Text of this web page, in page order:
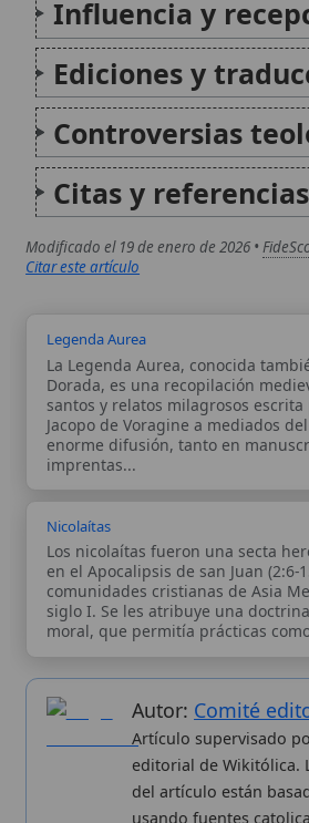
Legenda Aurea
La Legenda Aurea, conocida también
santos y relatos milagrosos escrita por
Jacopo de Voragine a mediados del
enorme difusión, tanto en manuscritos
imprentas...
Nicolaítas
Los nicolaítas fueron una secta
comunidades cristianas de Asia Menor
siglo I. Se les atribuye una doctrina de
moral, que permitía prácticas como el
Autor: Comité editorial
Artículo supervisado por el
editorial de Wikitólica. Las
del artículo están basadas
usando fuentes catolicas:
patrísticos, de santos,
magisteriales y
la Iglesia.Proceso
analíticas anónimas. LicenciaCC BY-SA
Valencia, España.ISSN: 3101-7339. Bajo el
Carlo Acutis.
Sobre nosotros
Proceso editorial
Publicación seriada
Datos abiertos
Más
Nuevas
Cambios